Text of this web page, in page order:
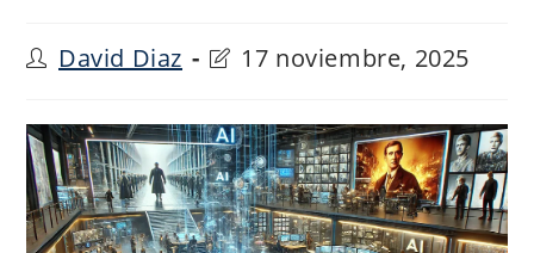
Autor
de
entrada:
David Diaz
Última
modificación
la
entrada:
17 noviembre, 2025